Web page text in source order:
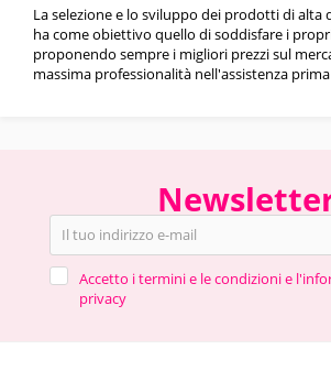
La selezione e lo sviluppo dei prodotti di alta
ha come obiettivo quello di soddisfare i
proponendo sempre i migliori prezzi sul
massima professionalità nell'assistenza
Accetto i termini e le condizioni e
privacy